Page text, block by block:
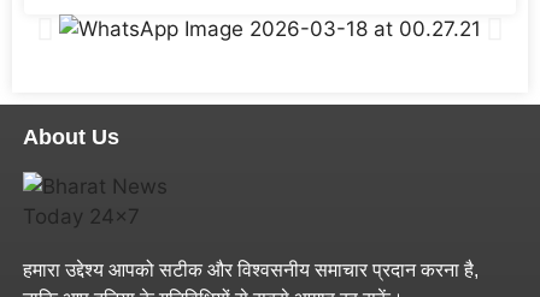
About Us
हमारा उद्देश्य आपको सटीक और विश्वसनीय समाचार प्रदान करना है,